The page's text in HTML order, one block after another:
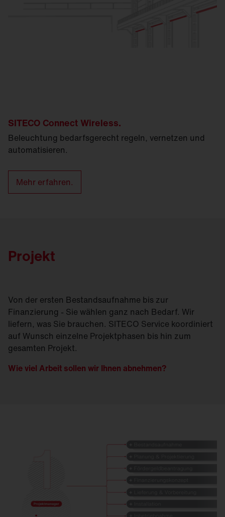
SITECO Connect Wireless.
Beleuchtung bedarfsgerecht regeln, vernetzen und
automatisieren.
Mehr erfahren.
Projekt
Von der ersten Bestandsaufnahme bis zur
Finanzierung - Sie wählen ganz nach Bedarf. Wir
liefern, was Sie brauchen. SITECO Service koordiniert
auf Wunsch einzelne Projektphasen bis hin zum
gesamten Projekt.
Wie viel Arbeit sollen wir Ihnen abnehmen?